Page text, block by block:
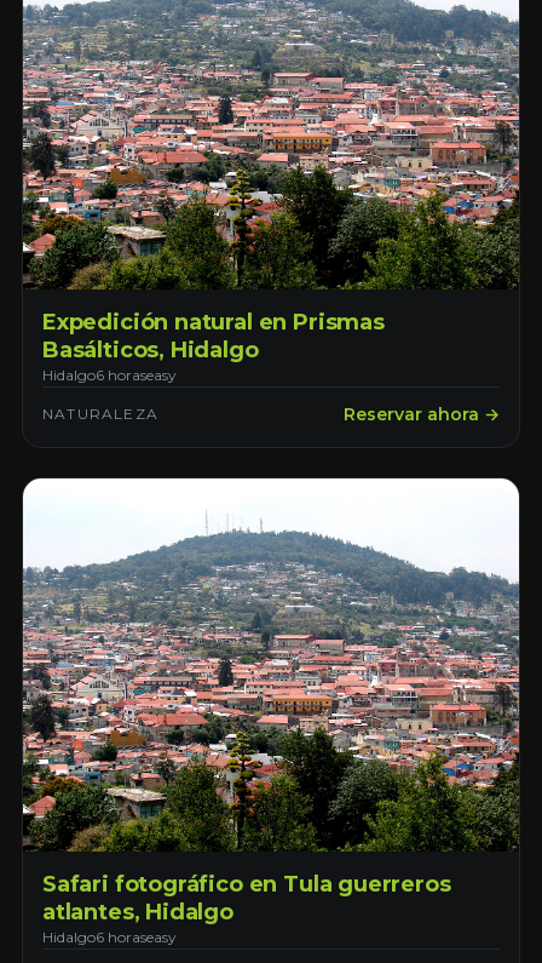
Expedición natural en Prismas
Basálticos, Hidalgo
Hidalgo6 horaseasy
NATURALEZA Reservar ahora →
Safari fotográfico en Tula guerreros
atlantes, Hidalgo
Hidalgo6 horaseasy